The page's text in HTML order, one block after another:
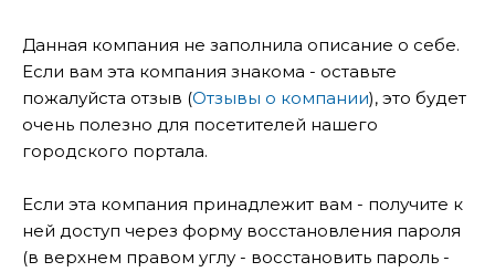
Данная компания не заполнила описание о себе.
Если вам эта компания знакома - оставьте
пожалуйста отзыв (Отзывы о компании), это будет
очень полезно для посетителей нашего
городского портала.
Если эта компания принадлежит вам - получите к
ней доступ через форму восстановления пароля
(в верхнем правом углу - восстановить пароль -